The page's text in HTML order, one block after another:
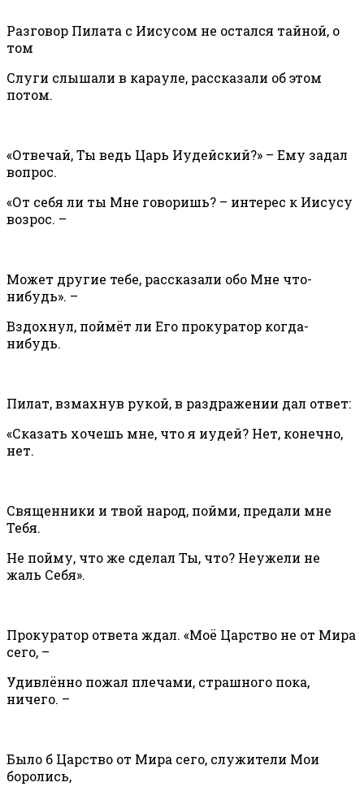
Разговор Пилата с Иисусом не остался тайной, о
том
Слуги слышали в карауле, рассказали об этом
потом.
«Отвечай, Ты ведь Царь Иудейский?» – Ему задал
вопрос.
«От себя ли ты Мне говоришь? – интерес к Иисусу
возрос. –
Может другие тебе, рассказали обо Мне что-
нибудь». –
Вздохнул, поймёт ли Его прокуратор когда-
нибудь.
Пилат, взмахнув рукой, в раздражении дал ответ:
«Сказать хочешь мне, что я иудей? Нет, конечно,
нет.
Священники и твой народ, пойми, предали мне
Тебя.
Не пойму, что же сделал Ты, что? Неужели не
жаль Себя».
Прокуратор ответа ждал. «Моё Царство не от Мира
сего, –
Удивлённо пожал плечами, страшного пока,
ничего. –
Было б Царство от Мира сего, служители Мои
боролись,